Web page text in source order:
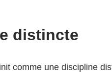
distincte
comme une discipline